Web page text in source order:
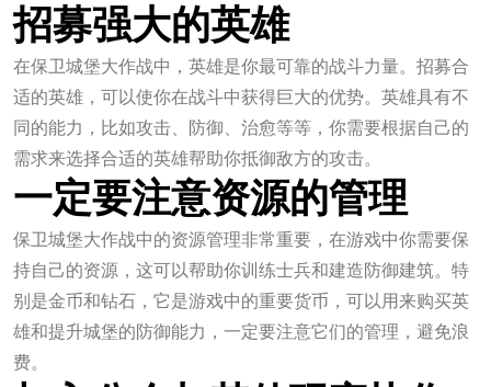
招募强大的英雄
在保卫城堡大作战中，英雄是你最可靠的战斗力量。招募合
适的英雄，可以使你在战斗中获得巨大的优势。英雄具有不
同的能力，比如攻击、防御、治愈等等，你需要根据自己的
需求来选择合适的英雄帮助你抵御敌方的攻击。
一定要注意资源的管理
保卫城堡大作战中的资源管理非常重要，在游戏中你需要保
持自己的资源，这可以帮助你训练士兵和建造防御建筑。特
别是金币和钻石，它是游戏中的重要货币，可以用来购买英
雄和提升城堡的防御能力，一定要注意它们的管理，避免浪
费。